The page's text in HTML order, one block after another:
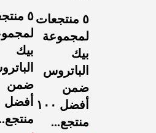
٥ منتجعات
لمجموعة
بيك
الباتروس
ضمن
أفضل ١٠٠
منتجع...
٥
بيك
ضمن